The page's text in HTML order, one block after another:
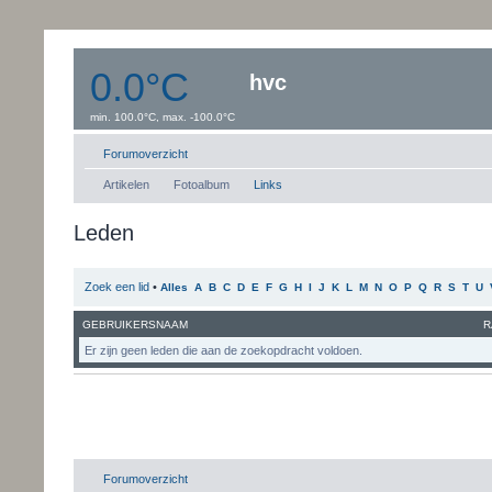
0.0°C
min. 100.0°C, max. -100.0°C
Windsnelheid:0 km/uur
hvc
Forumoverzicht
Artikelen Fotoalbum Links
Leden
Zoek een lid • Alles A B C D E F G H I J K L M N O P Q R S T U
GEBRUIKERSNAAM
Er zijn geen leden die aan de zoekopdracht voldoen.
Forumoverzicht